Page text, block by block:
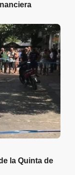
la Quinta de